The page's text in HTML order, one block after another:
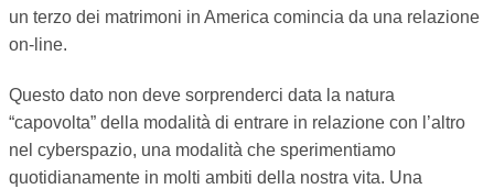
un terzo dei matrimoni in America comincia da una relazione
on-line.
Questo dato non deve sorprenderci data la natura
“capovolta” della modalità di entrare in relazione con l’altro
nel cyberspazio, una modalità che sperimentiamo
quotidianamente in molti ambiti della nostra vita. Una